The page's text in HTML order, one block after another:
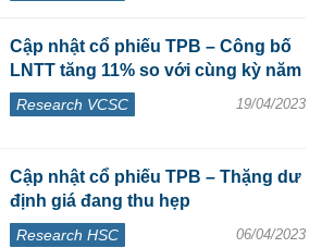
Cập nhật cổ phiếu TPB – Công bố
LNTT tăng 11% so với cùng kỳ năm
Research VCSC 19/04/2023
Cập nhật cổ phiếu TPB – Thặng dư
định giá đang thu hẹp
Research HSC 06/04/2023